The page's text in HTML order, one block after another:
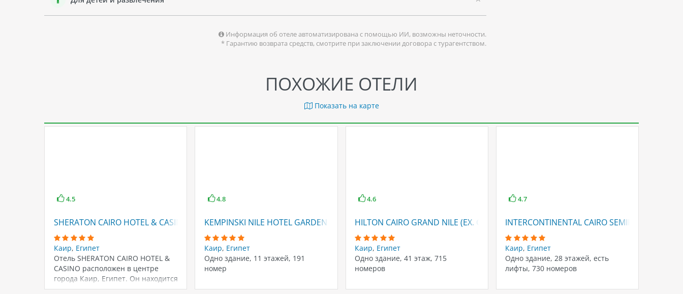
Информация об отеле автоматизирована с помощью ИИ, возможны неточности.
* Гарантию возврата средств, смотрите при заключении договора с турагентством.
ПОХОЖИЕ ОТЕЛИ
Показать на карте
4.5
SHERATON CAIRO HOTEL & CASINO
Каир, Египет
Отель SHERATON CAIRO HOTEL &
CASINO расположен в центре
города Каир, Египет. Он находится
всего…
4.8
KEMPINSKI NILE HOTEL GARDEN CITY CAIRO
Каир, Египет
Одно здание, 11 этажей, 191
номер
4.6
HILTON CAIRO GRAND NILE (EX. GRAND NILE TOWER)
Каир, Египет
Одно здание, 41 этаж, 715
номеров
4.7
INTERCONTINENTAL CAIRO SEMIRAMIS
Каир, Египет
Одно здание, 28 этажей, есть
лифты, 730 номеров